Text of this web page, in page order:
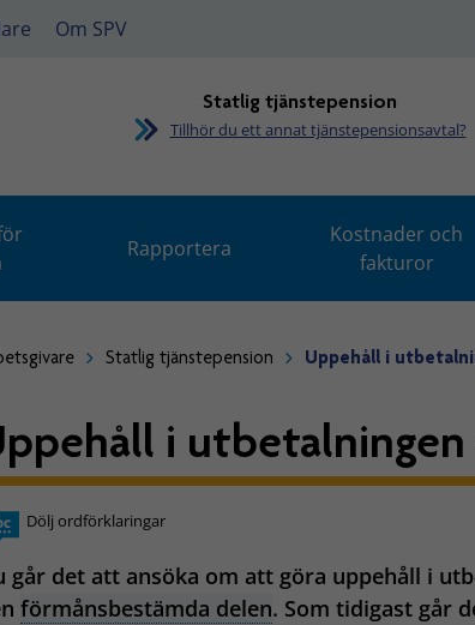
Om SPV
Statlig tjänstepension
Tillhör du ett annat tjänstepensionsavtal?
Rapportera
Kostnader och
fakturor
Statlig tjänstepension Uppehåll i
i
Dölj ordförklaringar
går det att ansöka om att göra uppehåll i
förmånsbestämda delen. Som tidigast går